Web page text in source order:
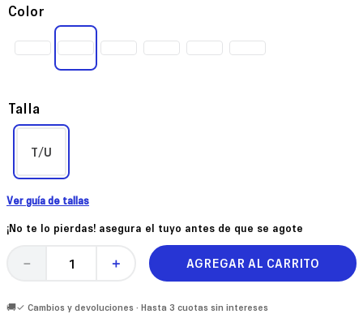
Talla
T/U
Color
Ver guía de tallas
¡No te lo pierdas! asegura el tuyo antes de que se agote
＋
－ AGREGAR AL CARRITO
🚚✓ Cambios y devoluciones · Hasta 3 cuotas sin intereses